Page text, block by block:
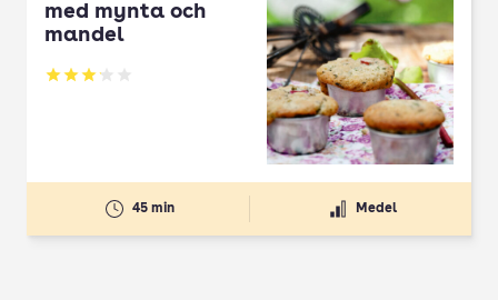
med mynta och
mandel
Betyg: 3.15 av 5
45 min Medel